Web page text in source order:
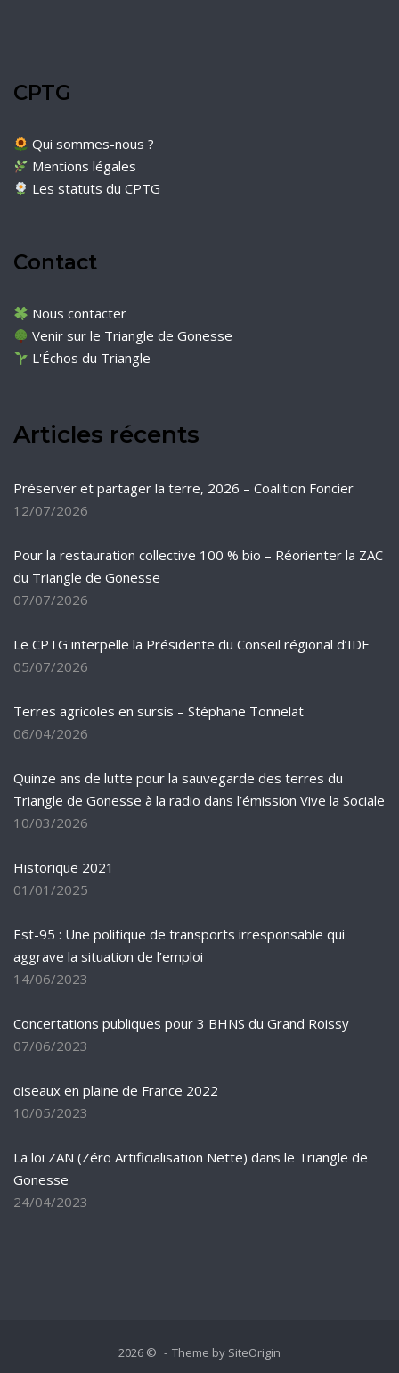
CPTG
Qui sommes-nous ?
Mentions légales
Les statuts du CPTG
Contact
Nous contacter
Venir sur le Triangle de Gonesse
L'Échos du Triangle
Articles récents
Préserver et partager la terre, 2026 – Coalition Foncier
12/07/2026
Pour la restauration collective 100 % bio – Réorienter la ZAC
du Triangle de Gonesse
07/07/2026
Le CPTG interpelle la Présidente du Conseil régional d’IDF
05/07/2026
Terres agricoles en sursis – Stéphane Tonnelat
06/04/2026
Quinze ans de lutte pour la sauvegarde des terres du
Triangle de Gonesse à la radio dans l’émission Vive la Sociale
10/03/2026
Historique 2021
01/01/2025
Est-95 : Une politique de transports irresponsable qui
aggrave la situation de l’emploi
14/06/2023
Concertations publiques pour 3 BHNS du Grand Roissy
07/06/2023
oiseaux en plaine de France 2022
10/05/2023
La loi ZAN (Zéro Artificialisation Nette) dans le Triangle de
Gonesse
24/04/2023
2026 © Theme by SiteOrigin